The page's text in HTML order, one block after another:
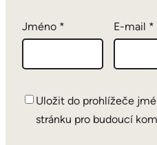
Jméno * E-mail *
Uložit do prohlížeče
stránku pro budoucí